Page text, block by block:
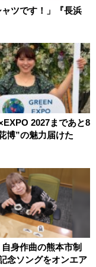
ャツです！」『長浜
2027まであと8
博”の魅力届けた
身作曲の熊本市制
念ソングをオンエア